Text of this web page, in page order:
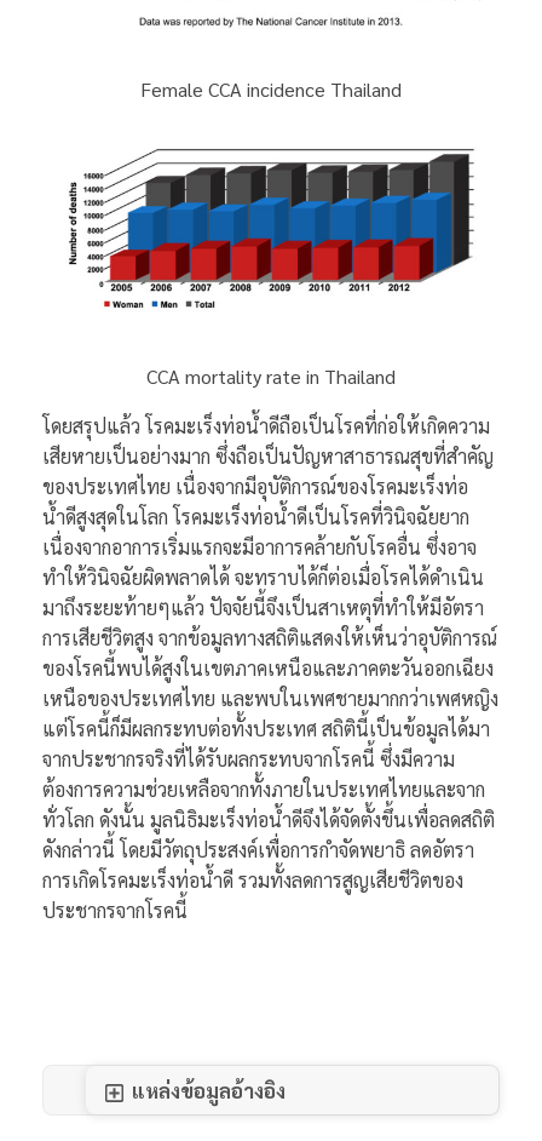
Female CCA incidence Thailand
CCA mortality rate in Thailand
โดยสรุปแล้ว โรคมะเร็งท่อน้ำดีถือเป็นโรคที่ก่อให้เกิดความ
เสียหายเป็นอย่างมาก ซึ่งถือเป็นปัญหาสาธารณสุขที่สำคัญ
ของประเทศไทย เนื่องจากมีอุบัติการณ์ของโรคมะเร็งท่อ
น้ำดีสูงสุดในโลก โรคมะเร็งท่อน้ำดีเป็นโรคที่วินิจฉัยยาก
เนื่องจากอาการเริ่มแรกจะมีอาการคล้ายกับโรคอื่น ซึ่งอาจ
ทำให้วินิจฉัยผิดพลาดได้ จะทราบได้ก็ต่อเมื่อโรคได้ดำเนิน
มาถึงระยะท้ายๆแล้ว ปัจจัยนี้จึงเป็นสาเหตุที่ทำให้มีอัตรา
การเสียชีวิตสูง จากข้อมูลทางสถิติแสดงให้เห็นว่าอุบัติการณ์
ของโรคนี้พบได้สูงในเขตภาคเหนือและภาคตะวันออกเฉียง
เหนือของประเทศไทย และพบในเพศชายมากกว่าเพศหญิง
แต่โรคนี้ก็มีผลกระทบต่อทั้งประเทศ สถิตินี้เป็นข้อมูลได้มา
จากประชากรจริงที่ได้รับผลกระทบจากโรคนี้ ซึ่งมีความ
ต้องการความช่วยเหลือจากทั้งภายในประเทศไทยและจาก
ทั่วโลก ดังนั้น มูลนิธิมะเร็งท่อน้ำดีจึงได้จัดตั้งขึ้นเพื่อลดสถิติ
ดังกล่าวนี้ โดยมีวัตถุประสงค์เพื่อการกำจัดพยาธิ ลดอัตรา
การเกิดโรคมะเร็งท่อน้ำดี รวมทั้งลดการสูญเสียชีวิตของ
ประชากรจากโรคนี้
แหล่งข้อมูลอ้างอิง